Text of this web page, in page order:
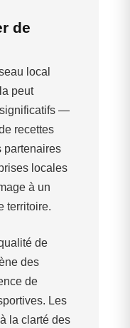
de
local
peut
—
recettes
partenaires
locales
à un
territoire.
de
des
de
Les
la clarté des